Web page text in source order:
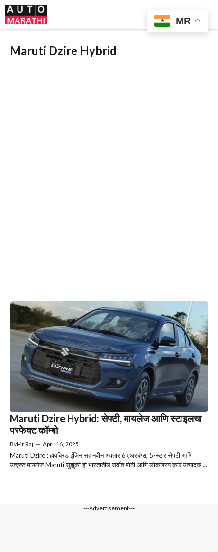
Skip
to
content
Maruti Dzire Hybrid
Maruti Dzire Hybrid: सेफ्टी, मायलेज आणि स्टाइलचा
परफेक्ट कॉम्बो
ByMr Raj — April 16, 2025
Maruti Dzire : हायब्रिड इंजिनासह नवीन अवतार 6 एअरबॅग्स, 5-स्टार सेफ्टी आणि
उत्कृष्ट मायलेज Maruti सुझुकी ही भारतातील सर्वात मोठी आणि लोकप्रिय कार उत्पादक ...
---Advertisement---
MR